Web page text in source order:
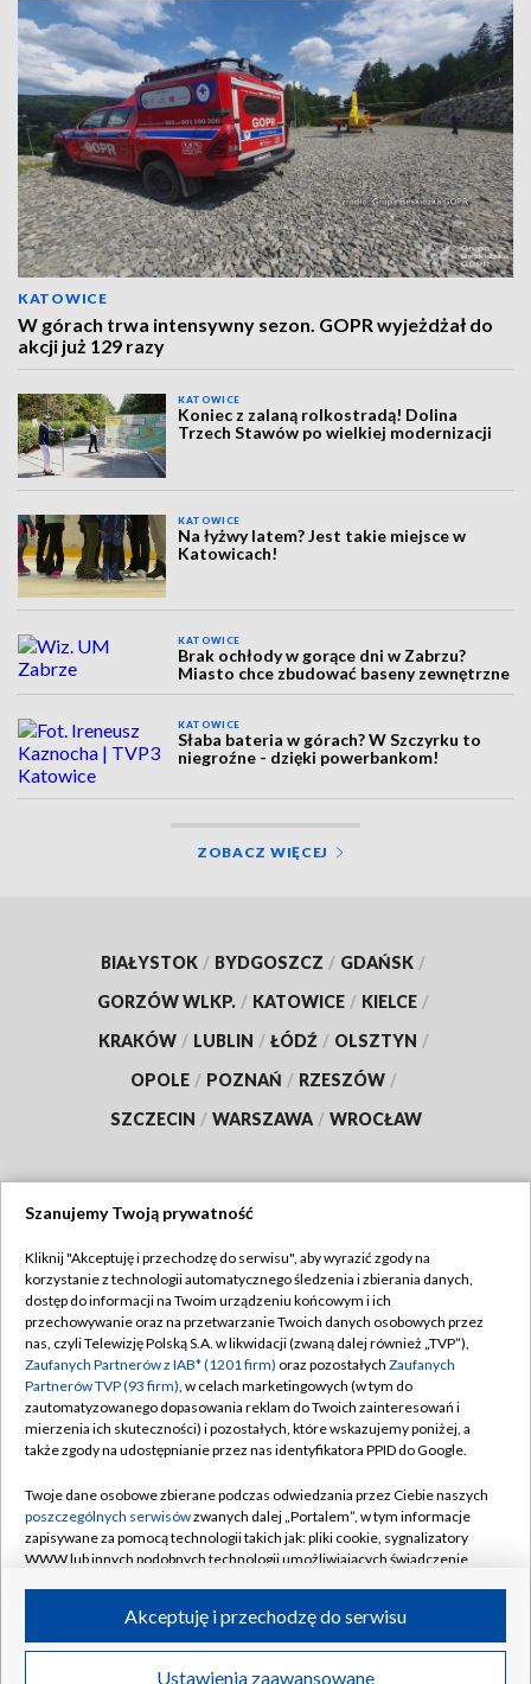
KATOWICE
W górach trwa intensywny sezon. GOPR wyjeżdżał do
akcji już 129 razy
KATOWICE
Koniec z zalaną rolkostradą! Dolina
Trzech Stawów po wielkiej modernizacji
KATOWICE
Na łyżwy latem? Jest takie miejsce w
Katowicach!
KATOWICE
Brak ochłody w gorące dni w Zabrzu?
Miasto chce zbudować baseny zewnętrzne
KATOWICE
Słaba bateria w górach? W Szczyrku to
niegroźne - dzięki powerbankom!
ZOBACZ WIĘCEJ
BIAŁYSTOK / BYDGOSZCZ / GDAŃSK /
GORZÓW WLKP. / KATOWICE / KIELCE /
KRAKÓW / LUBLIN / ŁÓDŹ / OLSZTYN /
OPOLE / POZNAŃ / RZESZÓW /
SZCZECIN / WARSZAWA / WROCŁAW
TVP
Abonament TVP
Emisja w TVP
Centrum informacji TVP
Naziemna Telewizja Cyfrowa
Rada Programowa
System NOS
Informacje o nadawcy
Program dla prasy
Regulamin TVP
Polityka prywatności
Moje zgody
Pomoc
Kontakt
Kanały
©2026 Telewizja Polska S.A. w likwidacji
Szanujemy Twoją prywatność
Kliknij "Akceptuję i przechodzę do serwisu", aby wyrazić zgody na
korzystanie z technologii automatycznego śledzenia i zbierania danych,
dostęp do informacji na Twoim urządzeniu końcowym i ich
przechowywanie oraz na przetwarzanie Twoich danych osobowych przez
nas, czyli Telewizję Polską S.A. w likwidacji (zwaną dalej również „TVP”),
Zaufanych Partnerów z IAB* (1201 firm) oraz pozostałych Zaufanych
Partnerów TVP (93 firm), w celach marketingowych (w tym do
zautomatyzowanego dopasowania reklam do Twoich zainteresowań i
mierzenia ich skuteczności) i pozostałych, które wskazujemy poniżej, a
także zgody na udostępnianie przez nas identyfikatora PPID do Google.
Twoje dane osobowe zbierane podczas odwiedzania przez Ciebie naszych
poszczególnych serwisówzwanych dalej „Portalem”, w tym informacje
zapisywane za pomocą technologii takich jak: pliki cookie, sygnalizatory
WWW lub innych podobnych technologii umożliwiających świadczenie
ruchu w Internecie.
Twoje dane osobowe zbierane podczas odwiedzania przez Ciebie
Ustawienia zaawansowane
Akceptuję i przechodzę do serwisu